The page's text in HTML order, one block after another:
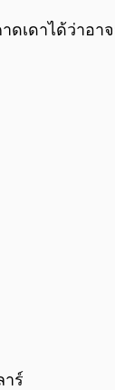
ดาได้ว่าอา
าร์